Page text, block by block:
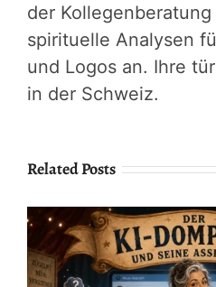
der
spirituelle Analysen
und Logos an. Ihre
in der Schweiz.
Related Posts